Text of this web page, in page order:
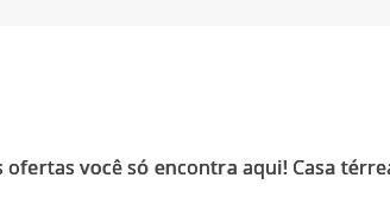
ofertas você só encontra aqui! Casa